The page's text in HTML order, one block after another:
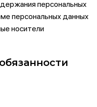
персональных
персональных данных
носители